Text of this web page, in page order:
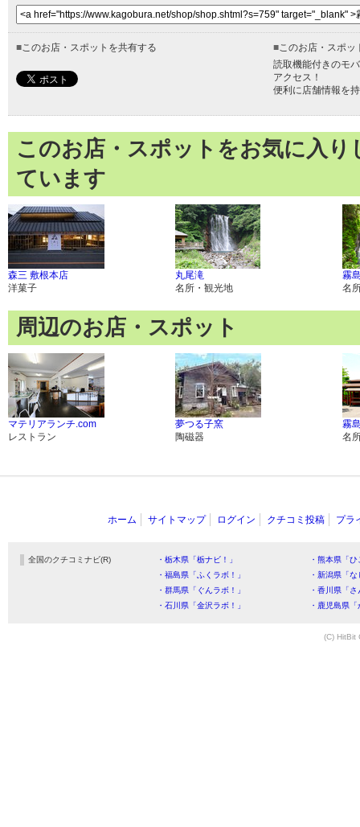
■このお店・スポットを共有する ■このお店・スポッ
読取機能付きのモ
アクセス！
便利に店舗情報を
このお店・スポットをお気に入
ています
森三 敷根本店
洋菓子
丸尾滝
名所・観光地
霧
名
周辺のお店・スポット
マテリアランチ.com
レストラン
夢つる子窯
陶磁器
霧
名
ホーム サイトマップ ログイン クチコミ投稿 プラ
全国のクチコミナビ(R) ・栃木県「栃ナビ！」
・熊本県「
・福島県「ふくラボ！」
・新潟県「
・群馬県「ぐんラボ！」
・香川県「
・石川県「金沢ラボ！」
・鹿児島県
(C) HitBit